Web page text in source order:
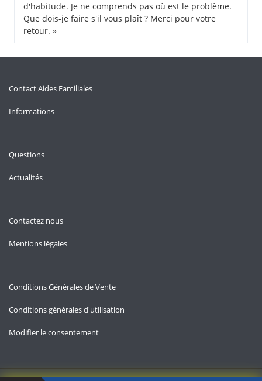
d'habitude. Je ne comprends pas où est le problème.
Que dois-je faire s'il vous plaît ? Merci pour votre
retour. »
Contact Aides Familiales
Informations
Questions
Actualités
Contactez nous
Mentions légales
Conditions Générales de Vente
Conditions générales d'utilisation
Modifier le consentement